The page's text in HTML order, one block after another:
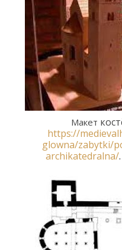
Макет
https://
glowna/zabytki/
archikatedralna/.